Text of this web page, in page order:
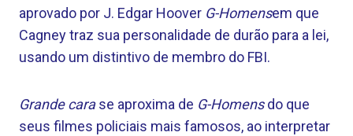
aprovado por J. Edgar Hoover G-Homensem que
Cagney traz sua personalidade de durão para a lei,
usando um distintivo de membro do FBI.
Grande carase aproxima de G-Homensdo que
seus filmes policiais mais famosos, ao interpretar